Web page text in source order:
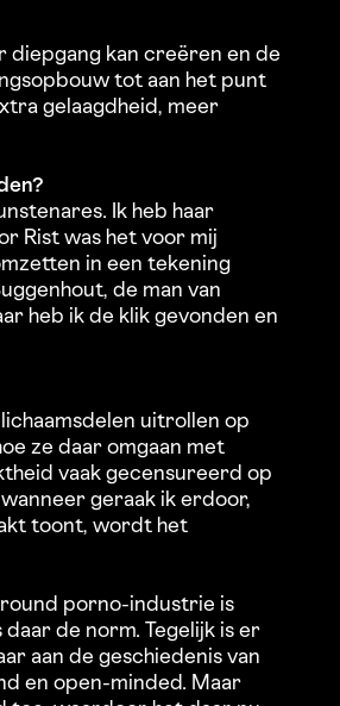
diepgang kan creëren en de
tot aan het punt
gelaagdheid, meer
Ik heb haar
Rist was het voor mij
in een tekening
de man van
heb ik de klik gevonden en
uitrollen op
ze daar omgaan met
vaak gecensureerd op
geraak ik erdoor,
toont, wordt het
porno-industrie is
de norm. Tegelijk is er
aan de geschiedenis van
en open-minded. Maar